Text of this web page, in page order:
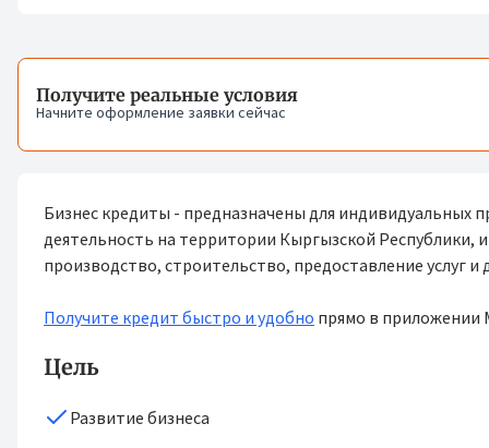
Получите реальные условия
Начните оформление заявки сейчас
Бизнес кредиты - предназначены для
деятельность на территории Кыргызской
производство, строительство, предоставление услуг и
Получите кредит быстро и удобно прямо в приложении
Цель
Развитие бизнеса